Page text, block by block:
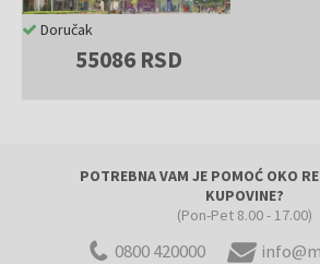
55086 RSD
Doručak
POTREBNA VAM JE POMOĆ OKO
KUPOVINE?
(Pon-Pet 8.00 - 17.00)
0800 420000